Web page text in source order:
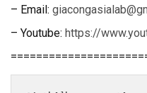
– Email:
– Youtube: https://